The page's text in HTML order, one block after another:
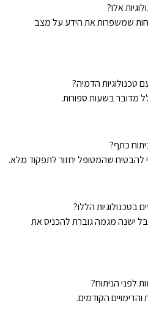
אלו?
שמשפרות את הידע על מצב
טכנולוגיות הדמיה?
מדובר בשעות ספורות.
כתף?
להבטיח שהמטופל יחזור לתפקוד מלא.
בטכנולוגיות הללו?
ישנה מגמה גוברת להכניס את
לפני הניתוח?
הקודמים.